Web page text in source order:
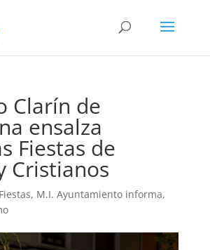
Clarín de
ensalza
Fiestas de
Cristianos
Fiestas, M.I. Ayuntamiento informa,